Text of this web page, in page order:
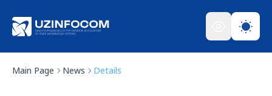
Main Page News Details